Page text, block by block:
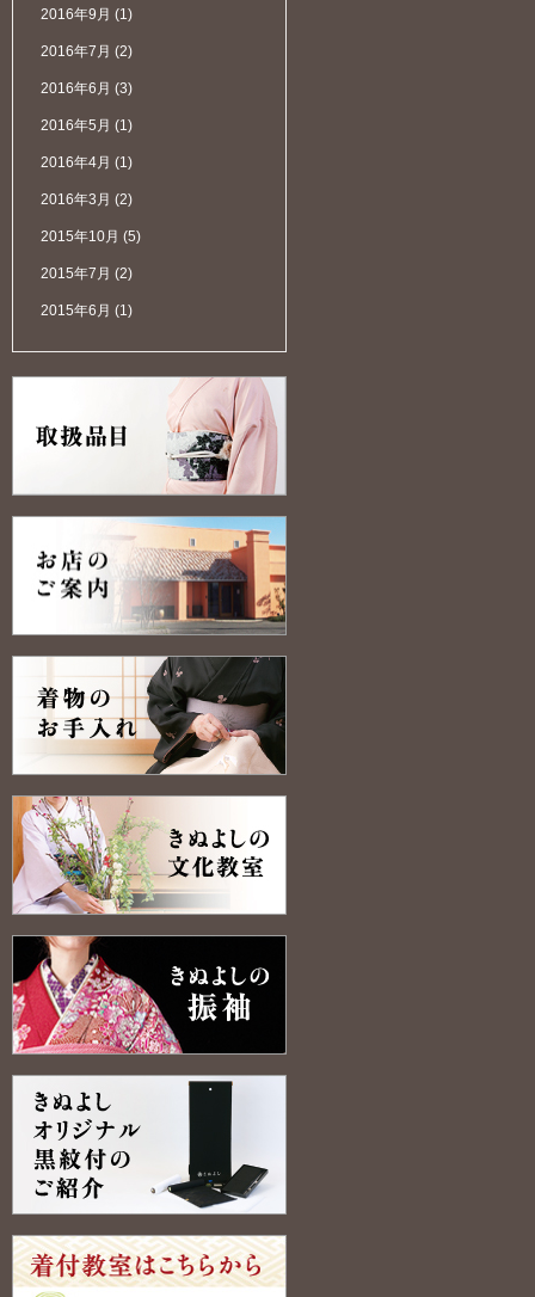
2016年9月 (1)
2016年7月 (2)
2016年6月 (3)
2016年5月 (1)
2016年4月 (1)
2016年3月 (2)
2015年10月 (5)
2015年7月 (2)
2015年6月 (1)